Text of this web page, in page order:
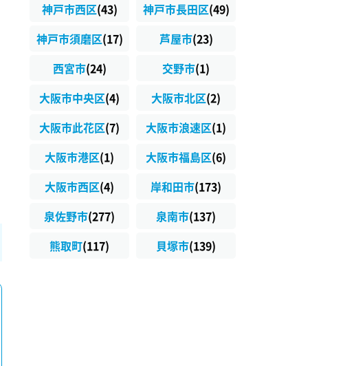
神戸市西区(43) 神戸市長田区(49)
神戸市須磨区(17) 芦屋市(23)
西宮市(24) 交野市(1)
大阪市中央区(4) 大阪市北区(2)
大阪市此花区(7) 大阪市浪速区(1)
大阪市港区(1) 大阪市福島区(6)
大阪市西区(4) 岸和田市(173)
泉佐野市(277) 泉南市(137)
熊取町(117) 貝塚市(139)